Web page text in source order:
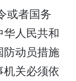
或者国务
人民共和
防动员措施
关必须依